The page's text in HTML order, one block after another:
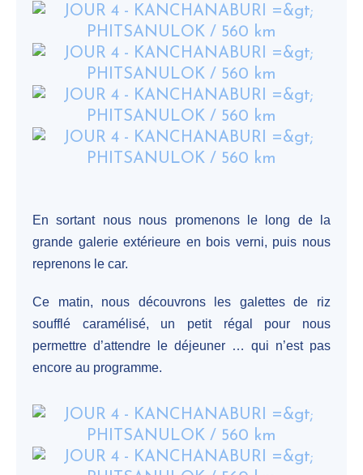
En sortant nous nous promenons le long de la
grande galerie extérieure en bois verni, puis nous
reprenons le car.
Ce matin, nous découvrons les galettes de riz
soufflé caramélisé, un petit régal pour nous
permettre d’attendre le déjeuner … qui n’est pas
encore au programme.